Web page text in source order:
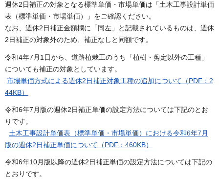
週休2日補正の対象となる標準単価・市場単価は「土木工事設計単価
表（標準単価・市場単価）」をご確認ください。
なお、週休2日補正金額欄に「同左」と記載されているものは、週休
2日補正の対象外のため、補正なしと同額です。
令和4年7月1日から、道路植栽工のうち「植樹・剪定以外の工種」
についても補正の対象としています。
市場単価方式による週休2日補正対象工種の追加について（PDF：2
44KB）
令和6年7月版の週休2日補正単価の設定方法については下記のとお
りです。
土木工事設計単価表（標準単価・市場単価）における令和6年7月
版の週休2日補正単価について（PDF：460KB）
令和6年10月版以降の週休2日補正単価の設定方法については下記の
とおりです。